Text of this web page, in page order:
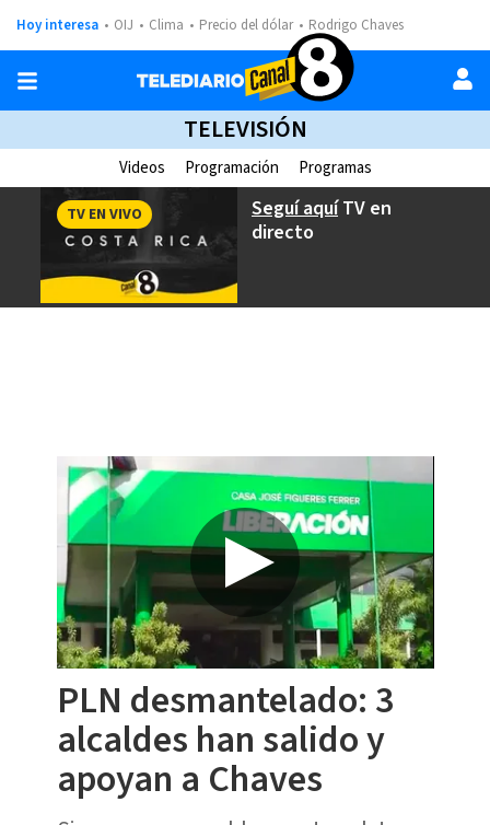
Hoy interesa OIJ Clima Precio del dólar Rodrigo Chaves
TELEVISIÓN
Videos Programación Programas
Seguí aquíTV en
directo
TV EN VIVO
PLN desmantelado: 3
alcaldes han salido y
apoyan a Chaves